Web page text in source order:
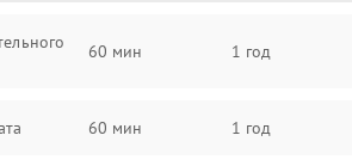
60 мин 1 год
60 мин 1 год